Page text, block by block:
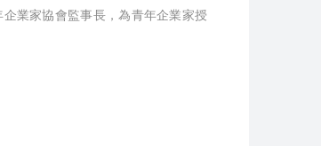
業家協會監事長，為青年企業家授